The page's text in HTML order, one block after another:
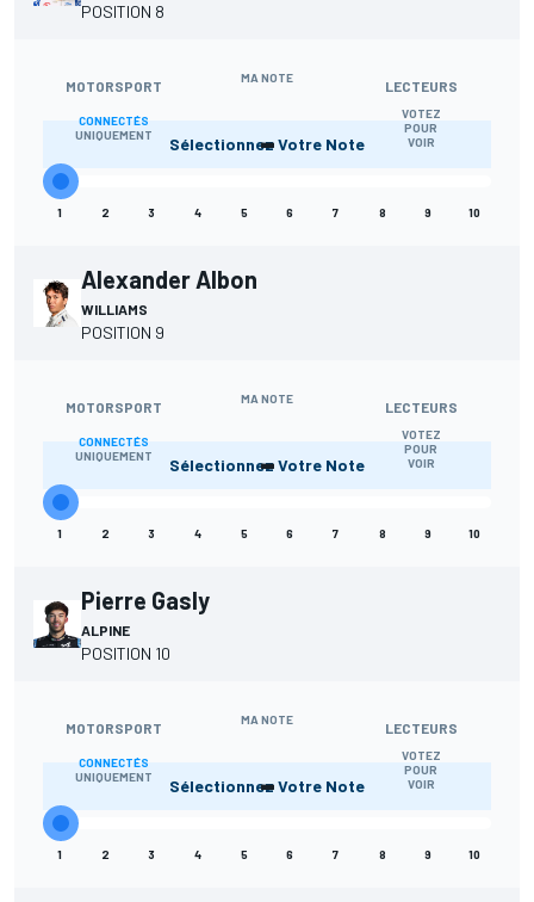
POSITION 8
MOTORSPORT
CONNECTÉS
UNIQUEMENT
MA NOTE
-
LECTEURS
VOTEZ
POUR
VOIR
Sélectionnez Votre Note
1 2 3 4 5 6 7 8 9 10
Alexander Albon
WILLIAMS
POSITION 9
MOTORSPORT
CONNECTÉS
UNIQUEMENT
MA NOTE
-
LECTEURS
VOTEZ
POUR
VOIR
Sélectionnez Votre Note
1 2 3 4 5 6 7 8 9 10
Pierre Gasly
ALPINE
POSITION 10
MOTORSPORT
CONNECTÉS
UNIQUEMENT
MA NOTE
-
LECTEURS
VOTEZ
POUR
VOIR
Sélectionnez Votre Note
1 2 3 4 5 6 7 8 9 10